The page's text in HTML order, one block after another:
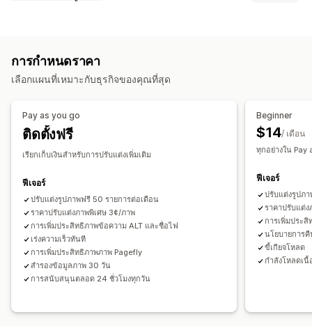
แผนผังเว็บไซต์
การจัดทำดัชนีหน้าเว็บ
ส่วนย่อยแบบสมบูรณ์ JSON-LD สคีมา
การเพิ่มประสิทธิภาพรูปภาพ
การปรับความเร็วให้เหมาะสม
การเพิ่มประสิทธิภาพเนื้อหา
การเพิ่มประสิทธิภาพ Metadata
การทำงานอัตโนมัติ
การเฝ้าติดตามประสิทธิภาพ
คะแนน SEO การตรวจสอบ การรายงาน
ข้อมูลเชิงลึกและเคล็ดลับ
การวิเคราะห์ การวิเคราะห์คู่แข่ง
การวิเคราะห์คำสำคัญ
การวิเคราะห์ความเร็ว
การวิเคราะห์เนื้อหา
การติดตาม การติดตามอันดับ การทดสอบ
SEO ข้อความแสดงแทน
การบีบอัด
การปรับขนาด
การกำหนดราคา
เลือกแผนที่เหมาะกับธุรกิจของคุณที่สุด
Pay as you go
ติดตั้งฟรี
เรียกเก็บเงินสำหรับการปรับแต่งเพิ่มเติม
ฟีเจอร์
ปรับแต่งรูปภาพฟรี 50 รายการต่อเดือน
ราคาปรับแต่งภาพพิเศษ 3¢/ภาพ
การเพิ่มประสิทธิภาพข้อความ ALT และชื่อไฟ
เร่งความเร็วทันที
การเพิ่มประสิทธิภาพภาพ Pagefly
สำรองข้อมูลภาพ 30 วัน
การสนับสนุนตลอด 24 ชั่วโมงทุกวัน
Beginner
$14/ เดือน
ทุกอย่างใน Pay
ฟีเจอร์
ปรับแต่งรูปภ
ราคาปรับแต่
การเพิ่มประ
นโยบายการ
ขี้เกียจโหลด
กำลังโหลดเ